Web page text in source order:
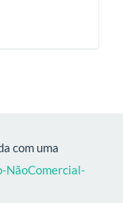
com uma
NãoComercial-